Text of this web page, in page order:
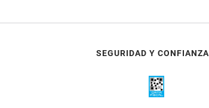
SEGURIDAD Y CONFIANZA